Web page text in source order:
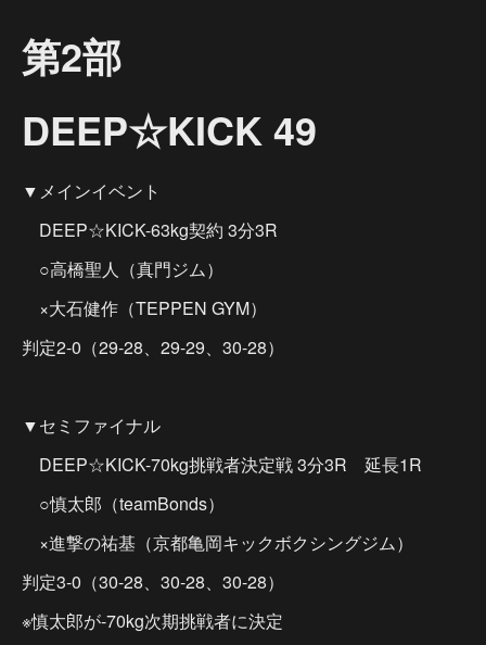
第2部
DEEP☆KICK 49
▼メインイベント
DEEP☆KICK-63kg契約 3分3R
○高橋聖人（真門ジム）
×大石健作（TEPPEN GYM）
判定2-0（29-28、29-29、30-28）
▼セミファイナル
DEEP☆KICK-70kg挑戦者決定戦 3分3R 延長1R
○慎太郎（teamBonds）
×進撃の祐基（京都亀岡キックボクシングジム）
判定3-0（30-28、30-28、30-28）
※慎太郎が-70kg次期挑戦者に決定